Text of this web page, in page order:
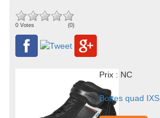
0 Votes (0)
Prix : NC
Bottes quad IXS